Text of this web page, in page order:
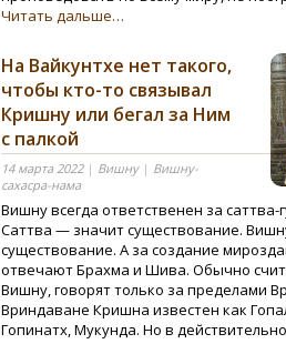
Читать дальше…
На Вайкунтхе нет такого,
чтобы кто-то связывал
Кришну или бегал за Ним
с палкой
14 марта 2022 | Вишну | Вишну-
сахасра-нама
Вишну всегда ответственен за саттва-
Саттва — значит существование.
существование. А за создание
отвечают Брахма и Шива. Обычно
Вишну, говорят только за пределами
Вриндаване Кришна известен как
Гопинатх, Мукунда. Но в